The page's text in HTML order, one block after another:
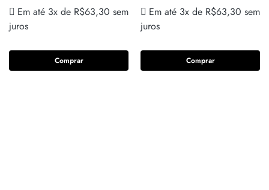
Em até 3x de R$63,30 sem
juros
Comprar
Em até 3x de R$63,30 sem
juros
Comprar